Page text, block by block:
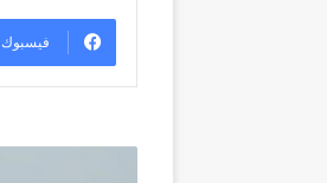
فيسبوك